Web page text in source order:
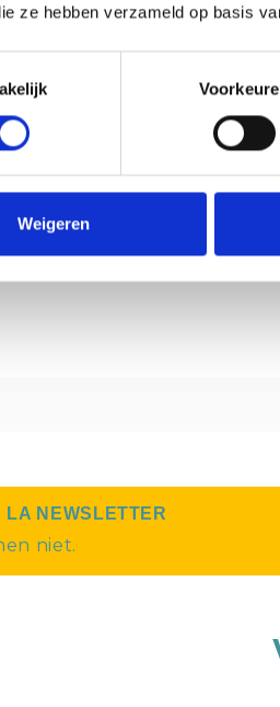
ze hebben verzameld op basis
Weigeren
fait revivre
voir à
LA NEWSLETTER
niet.